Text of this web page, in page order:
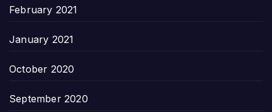
February 2021
January 2021
October 2020
September 2020